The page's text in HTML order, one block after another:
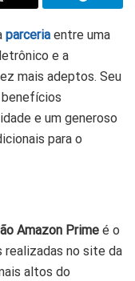
parceria entre uma
e a
mais adeptos. Seu
benefícios
e um generoso
para o
Amazon Prime é o
realizadas no site da
altos do